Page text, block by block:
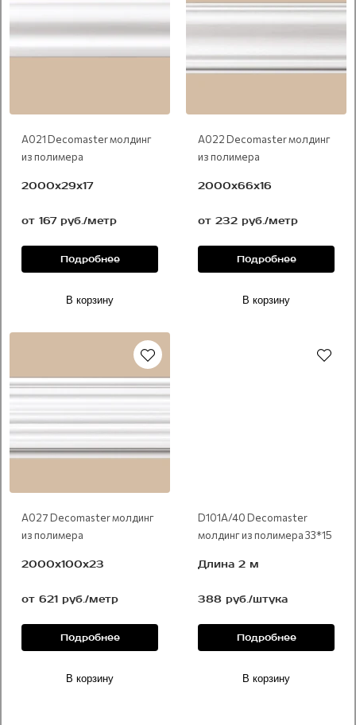
А021 Decomaster молдинг
из полимера
2000х29х17
от 167 руб./метр
Подробнее
В корзину
А022 Decomaster молдинг
из полимера
2000х66х16
от 232 руб./метр
Подробнее
В корзину
А027 Decomaster молдинг
из полимера
2000х100х23
от 621 руб./метр
Подробнее
В корзину
D101A/40 Decomaster
молдинг из полимера 33*15
Длина 2 м
388 руб./штука
Подробнее
В корзину